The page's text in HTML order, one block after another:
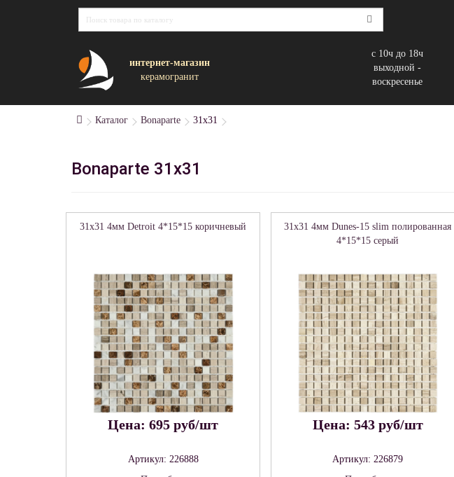
интернет-магазин
керамогранит
с 10ч до 18ч
выходной -
воскресенье
Каталог Bonaparte 31x31
Bonaparte 31x31
31x31 4мм Detroit 4*15*15 коричневый
Цена: 695 руб/шт
Артикул: 226888
31x31 4мм Dunes-15 slim полированная
4*15*15 серый
Цена: 543 руб/шт
Артикул: 226879